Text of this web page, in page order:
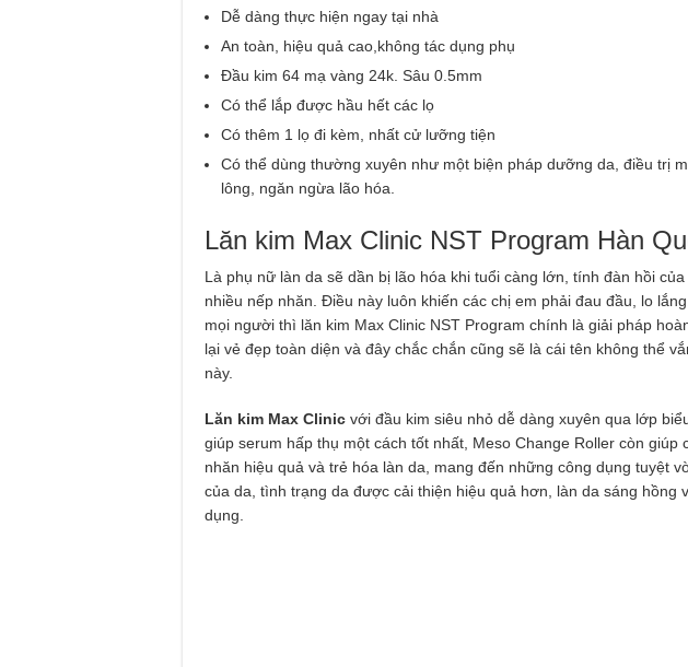
Dễ dàng thực hiện ngay tại nhà
An toàn, hiệu quả cao,không tác dụng phụ
Đầu kim 64 mạ vàng 24k. Sâu 0.5mm
Có thể lắp được hầu hết các lọ
Có thêm 1 lọ đi kèm, nhất cử lưỡng tiện
Có thể dùng thường xuyên như một biện pháp dưỡng da, điều trị
lông, ngăn ngừa lão hóa.
Lăn kim Max Clinic NST Program Hàn
Là phụ nữ làn da sẽ dần bị lão hóa khi tuổi càng lớn, tính đàn hồi
nhiều nếp nhăn. Điều này luôn khiến các chị em phải đau đầu, lo
mọi người thì lăn kim Max Clinic NST Program chính là giải pháp
lại vẻ đẹp toàn diện và đây chắc chắn cũng sẽ là cái tên không thể
này.
Lăn kim Max Clinic với đầu kim siêu nhỏ dễ dàng xuyên qua lớp
giúp serum hấp thụ một cách tốt nhất, Meso Change Roller còn giúp
nhăn hiệu quả và trẻ hóa làn da, mang đến những công dụng tuyệt
của da, tình trạng da được cải thiện hiệu quả hơn, làn da sáng hồng
dụng.